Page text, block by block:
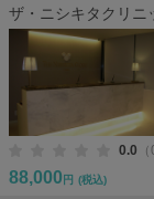
ザ・ニシキタクリニ
0.0
88,000 円 (税込)